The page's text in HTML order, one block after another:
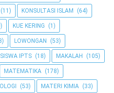
(11) KONSULTASI ISLAM (64)
KUE KERING (1)
LOWONGAN (53)
IPTS (18) MAKALAH (105)
MATEMATIKA (178)
(53) MATERI KIMIA (33)